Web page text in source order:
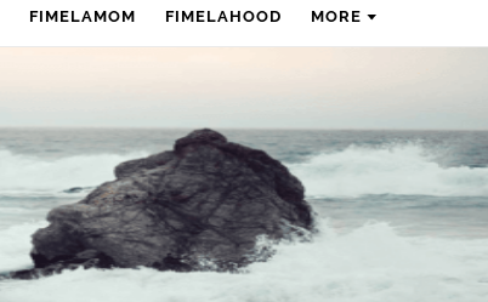
FIMELAMOM FIMELAHOOD MORE